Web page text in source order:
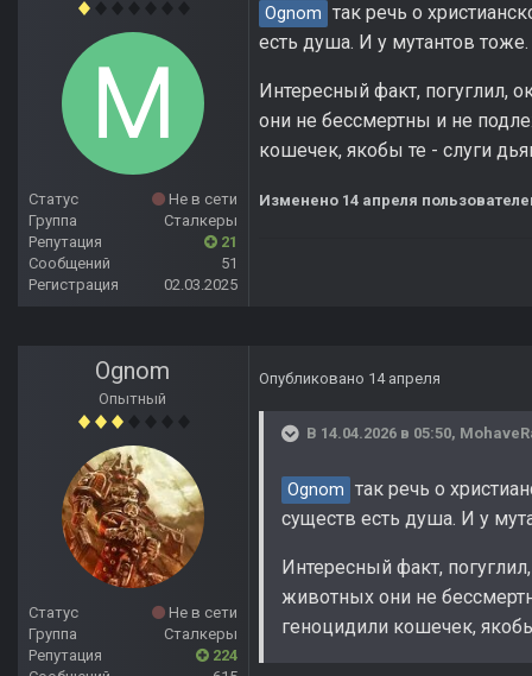
Статус
Не в сети
Группа
Сталкеры
Репутация
21
Сообщений
51
Регистрация
02.03.2025
Ognom так речь о
есть душа. И у мутантов
Интересный факт, погуглил,
они не бессмертны и не
кошечек, якобы те - слуги
Изменено 14 апреля
Ognom
Опытный
Статус
Не в сети
Группа
Сталкеры
Репутация
224
Опубликовано 14 апреля
В 14.04.2026 в 05:50,
Ognom так речь о
существ есть душа. И у
Интересный факт,
животных они не
геноцидили кошечек,